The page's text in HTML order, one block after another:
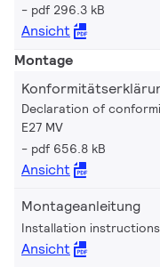
pdf 296.3 kB
Ansicht
Montage
Declaration of
E27 MV
pdf 656.8 kB
Ansicht
Montageanleitung
Installation instructions
Ansicht